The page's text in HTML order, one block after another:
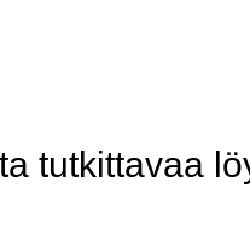
tutkittavaa